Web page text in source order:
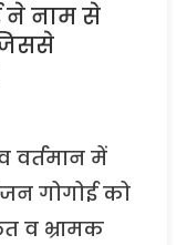
ने नाम से
वर्तमान में
गोगोई को
व भ्रामक